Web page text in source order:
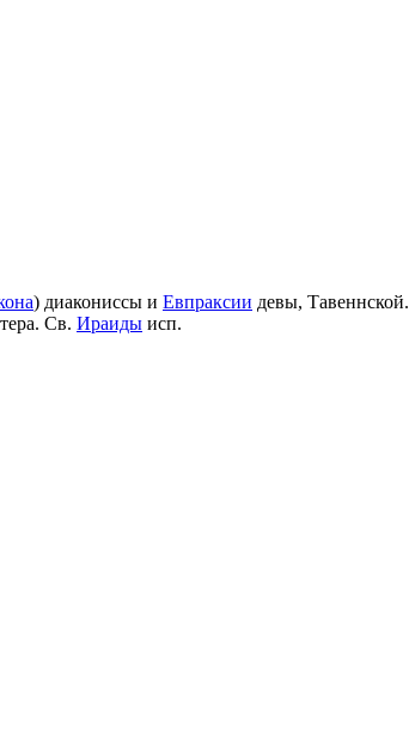
) диакониссы и Евпраксии девы,
Св. Ираиды исп.